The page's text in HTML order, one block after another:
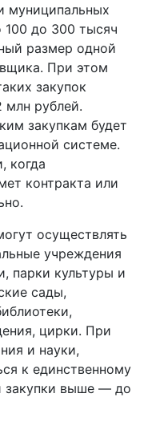
муниципальных
100 до 300 тысяч
размер одной
При этом
закупок
млн рублей.
закупкам будет
системе.
когда
контракта или
осуществлять
учреждения
парки культуры и
сады,
цирки. При
и науки,
к единственному
закупки выше — до